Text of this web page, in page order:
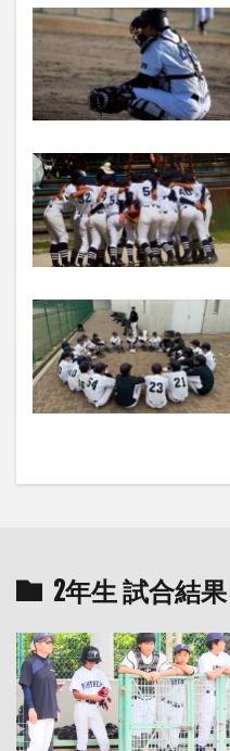
2年生 試合結果